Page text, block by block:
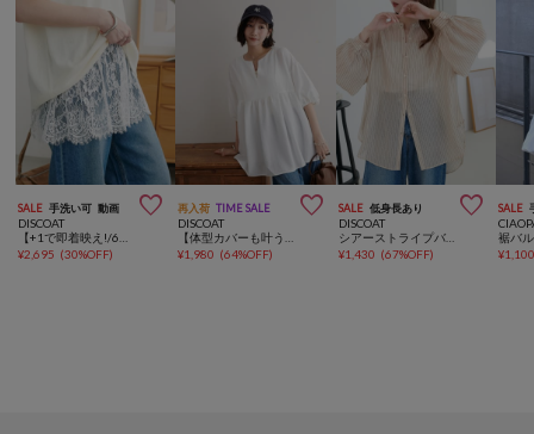
SALE 手洗い可 動画 
DISCOAT
¥2,695 (30%OFF)
再入荷 TIME SALE 
DISCOAT
¥1,980 (64%OFF)
SALE 低身長あり 
DISCOAT
シアーストライプバンドカラーシャツ
¥1,430 (67%OFF)
SALE
¥